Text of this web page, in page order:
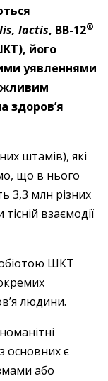
lactis, BB-12®
його
уявленнями
здоров’я
штамів), які
що в нього
3,3 млн різних
взаємодії
ШКТ
людини.
основних є
або